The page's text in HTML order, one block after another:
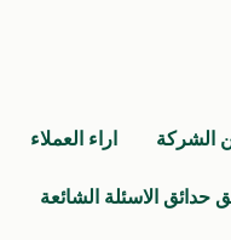
الشركة اراء العملاء
حدائق الاسئلة الشائعة